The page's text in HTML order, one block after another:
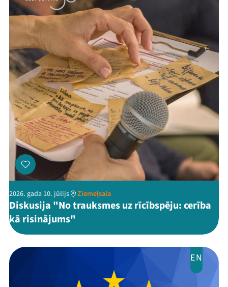
2026. gada 10. jūlijs Ziemeļsala
Diskusija "No trauksmes uz rīcībspēju: cerība
kā risinājums"
EN